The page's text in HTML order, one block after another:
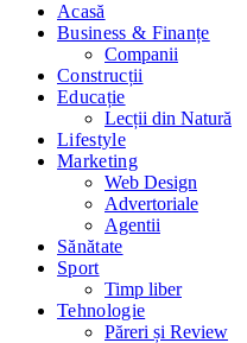
Acasă
Business & Finanțe
Companii
Construcții
Educație
Lecții din Natură
Lifestyle
Marketing
Web Design
Advertoriale
Agentii
Sănătate
Sport
Timp liber
Tehnologie
Păreri și Review